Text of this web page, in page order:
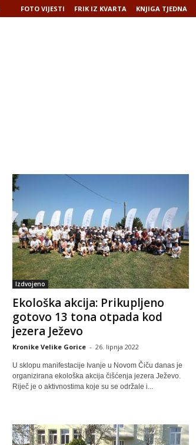
FOTO VIJESTI FRIK IZ KVARTA KNJIGA TJEDNA
Izdvojeno
Ekološka akcija: Prikupljeno
gotovo 13 tona otpada kod
jezera Ježevo
Kronike Velike Gorice - 26. lipnja 2022
U sklopu manifestacije Ivanje u Novom Čiču danas je
organizirana ekološka akcija čišćenja jezera Ježevo.
Riječ je o aktivnostima koje su se održale i...